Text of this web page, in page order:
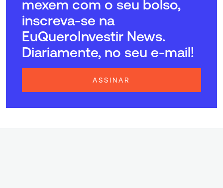
mexem com o seu bolso,
inscreva-se na
EuQueroInvestir News.
Diariamente, no seu e-mail!
ASSINAR